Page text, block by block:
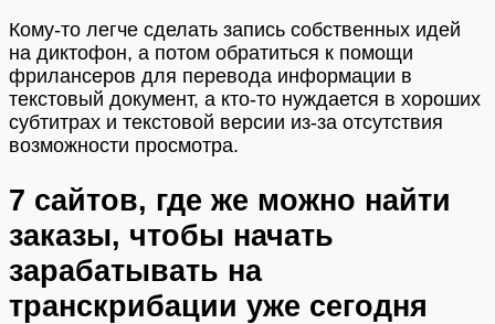
Кому-то легче сделать запись собственных идей
на диктофон, а потом обратиться к помощи
фрилансеров для перевода информации в
текстовый документ, а кто-то нуждается в хороших
субтитрах и текстовой версии из-за отсутствия
возможности просмотра.
7 сайтов, где же можно найти
заказы, чтобы начать
зарабатывать на
транскрибации уже сегодня